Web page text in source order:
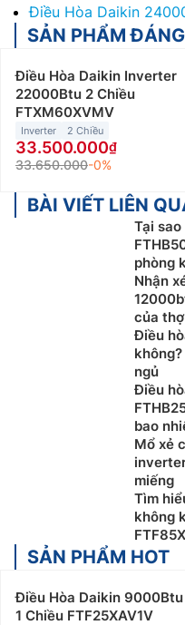
Điều Hòa Daikin
SẢN PHẨM
Điều Hòa Daikin Inverter
22000Btu 2 Chiều
FTXM60XVMV
Inverter 2 Chiều
33.500.000
33.650.000-0%
BÀI VIẾT LIÊN
Tại
phòng
Nhận
của
Điều
ngủ
Điều
bao
Mổ xẻ
miếng
Tìm
không
SẢN PHẨM HOT
Điều Hòa Daikin 9000Btu
1 Chiều FTF25XAV1V